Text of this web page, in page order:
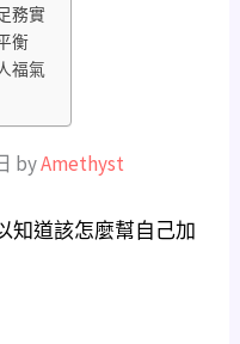
務實
衡
福氣
byAmethyst
知道該怎麼幫自己加